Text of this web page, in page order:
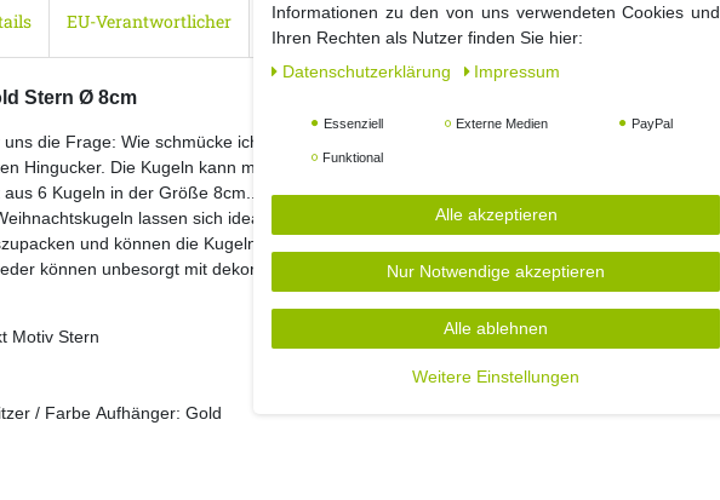
EU-Verantwortlicher
Stern Ø 8cm
die Frage: Wie schmücke ich meinem Baum am schönsten? Dazu haben wir die
Hingucker. Die Kugeln kann man auch als Dekoration für die Fensterbank, einer
6 Kugeln in der Größe 8cm..
lassen sich ideal kombinieren um dem Baum zusätzlich an Glanz zu
und können die Kugeln direkt aufhängen. Die Aufhänger sind direkt an den Kugeln
können unbesorgt mit dekorieren und schmücken, denn die Kugeln sind aus Kunststoff
Motiv Stern
/ Farbe Aufhänger: Gold
Informationen zu den von uns verwendeten Cookies und
Ihren Rechten als Nutzer finden Sie hier:
Daten­schutz­erklärung
Impressum
Essenziell Externe Medien PayPal
Funktional
Alle akzeptieren
Nur Notwendige akzeptieren
Alle ablehnen
Weitere Einstellungen